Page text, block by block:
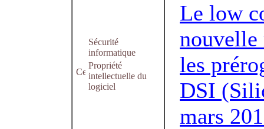
Sécurité
informatique
Propriété
intellectuelle du
logiciel
Le low
nouvelle
les
DSI
mars